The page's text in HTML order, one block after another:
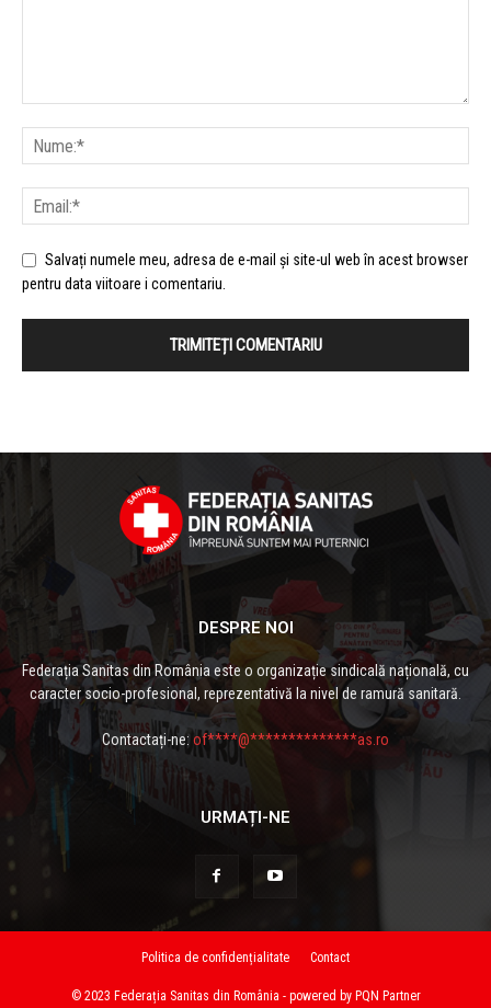
Salvați numele meu, adresa de e-mail și site-ul web în acest browser
pentru data viitoare i comentariu.
DESPRE NOI
Federația Sanitas din România este o organizație sindicală națională, cu
caracter socio-profesional, reprezentativă la nivel de ramură sanitară.
Contactați-ne: of****@**************as.ro
URMAȚI-NE
Politica de confidențialitate Contact
© 2023 Federația Sanitas din România - powered by PQN Partner